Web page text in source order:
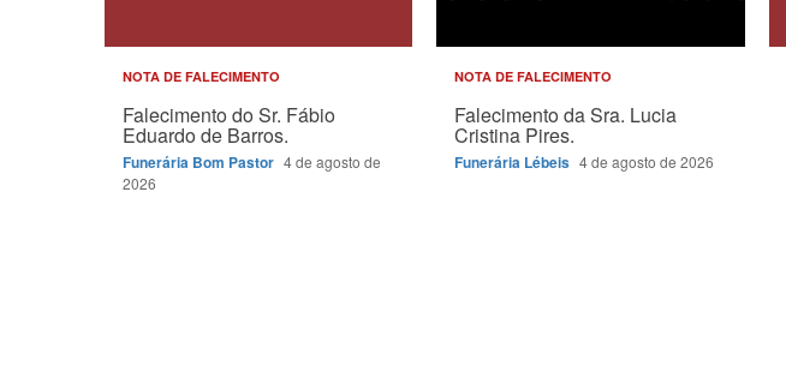
NOTA DE FALECIMENTO
Falecimento do Sr. Fábio
Eduardo de Barros.
Funerária Bom Pastor 4 de agosto de
2026
NOTA DE FALECIMENTO
Falecimento da Sra. Lucia
Cristina Pires.
Funerária Lébeis 4 de agosto de 2026